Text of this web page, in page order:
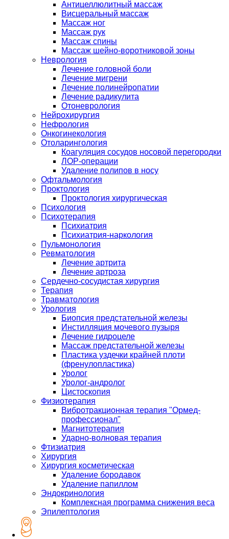
Антицеллюлитный массаж
Висцеральный массаж
Массаж ног
Массаж рук
Массаж спины
Массаж шейно-воротниковой зоны
Неврология
Лечение головной боли
Лечение мигрени
Лечение полинейропатии
Лечение радикулита
Отоневрология
Нейрохирургия
Нефрология
Онкогинекология
Отоларингология
Коагуляция сосудов носовой перегородки
ЛОР-операции
Удаление полипов в носу
Офтальмология
Проктология
Проктология хирургическая
Психология
Психотерапия
Психиатрия
Психиатрия-наркология
Пульмонология
Ревматология
Лечение артрита
Лечение артроза
Сердечно-сосудистая хирургия
Терапия
Травматология
Урология
Биопсия предстательной железы
Инстилляция мочевого пузыря
Лечение гидроцеле
Массаж предстательной железы
Пластика уздечки крайней плоти
(френулопластика)
Уролог
Уролог-андролог
Цистоскопия
Физиотерапия
Вибротракционная терапия "Ормед-
профессионал"
Магнитотерапия
Ударно-волновая терапия
Фтизиатрия
Хирургия
Хирургия косметическая
Удаление бородавок
Удаление папиллом
Эндокринология
Комплексная программа снижения веса
Эпилептология